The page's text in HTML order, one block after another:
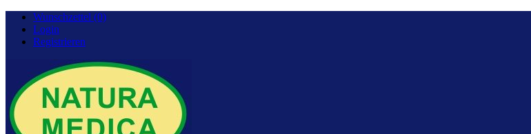
Zurück
zum
Inhalt
Wunschzettel (0)
Login
Registrieren